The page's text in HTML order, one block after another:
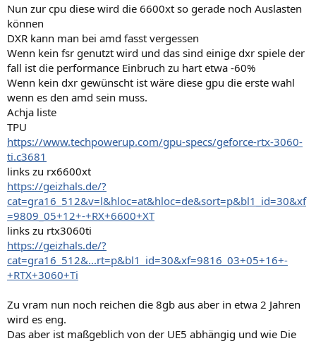
Nun zur cpu diese wird die 6600xt so gerade noch Auslasten
können
DXR kann man bei amd fasst vergessen
Wenn kein fsr genutzt wird und das sind einige dxr spiele der
fall ist die performance Einbruch zu hart etwa -60%
Wenn kein dxr gewünscht ist wäre diese gpu die erste wahl
wenn es den amd sein muss.
Achja liste
TPU
https://www.techpowerup.com/gpu-specs/geforce-rtx-3060-
ti.c3681
links zu rx6600xt
https://geizhals.de/?
cat=gra16_512&v=l&hloc=at&hloc=de&sort=p&bl1_id=30&xf
=9809_05+12+-+RX+6600+XT
links zu rtx3060ti
https://geizhals.de/?
cat=gra16_512&...rt=p&bl1_id=30&xf=9816_03+05+16+-
+RTX+3060+Ti
Zu vram nun noch reichen die 8gb aus aber in etwa 2 Jahren
wird es eng.
Das aber ist maßgeblich von der UE5 abhängig und wie Die